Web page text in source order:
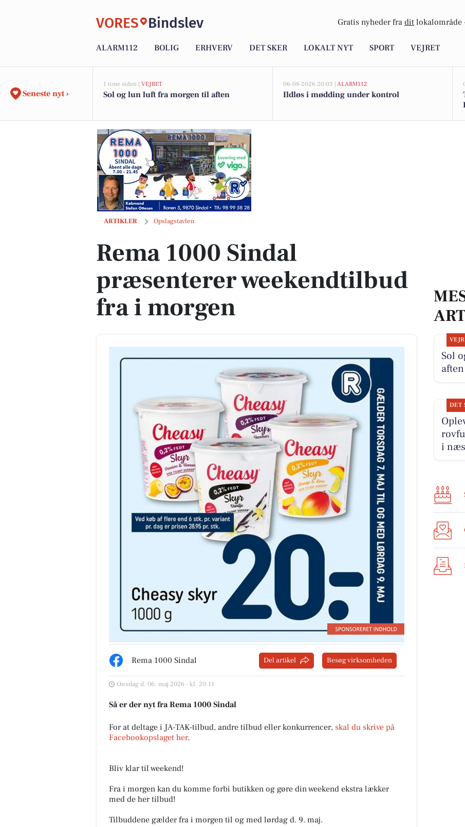
VORES Bindslev Gratis nyheder fra dit lokalområde
ALARM112 BOLIG ERHVERV DET SKER LOKALT NYT SPORT VEJRET
Seneste nyt ›
1 time siden | VEJRET
Sol og lun luft fra morgen til aften
06-08-2026 20:03 | ALARM112
Ildløs i mødding under kontrol
ARTIKLER Opslagstavlen
Rema 1000 Sindal præsenterer weekendtilbud fra i morgen
Rema 1000 Sindal
præsenterer weekendtilbud
fra i morgen
Rema 1000 Sindal Del artikel Besøg virksomheden
Onsdag d. 06. maj 2026 - kl. 20:11
Så er der nyt fra Rema 1000 Sindal
For at deltage i JA-TAK-tilbud, andre tilbud eller konkurrencer, skal du skrive på
Facebookopslaget her.
Bliv klar til weekend!
Fra i morgen kan du komme forbi butikken og gøre din weekend ekstra lækker
med de her tilbud!
Tilbuddene gælder fra i morgen til og med lørdag d. 9. maj.
Sol
aften
DET
i